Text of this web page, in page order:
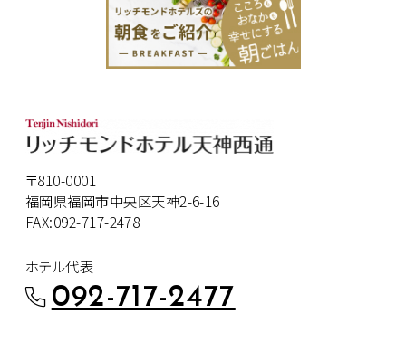
〒810-0001
福岡県福岡市中央区天神2-6-16
FAX:092-717-2478
ホテル代表
092-717-2477